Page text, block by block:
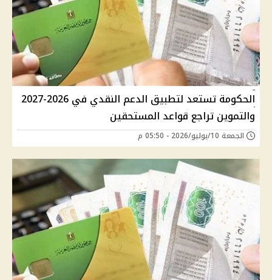
الحكومة تستعد لتطبيق الدعم النقدي في 2026-2027
والتموين تراجع قواعد المستحقين
الجمعة 10/يوليو/2026 - 05:50 م